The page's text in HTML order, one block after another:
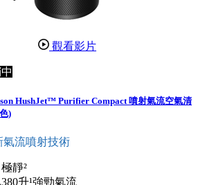
觀看影片
HushJet™ Purifier Compact 噴射氣流空氣清
)
氣流噴射技術
靜²
升¹強勁氣流